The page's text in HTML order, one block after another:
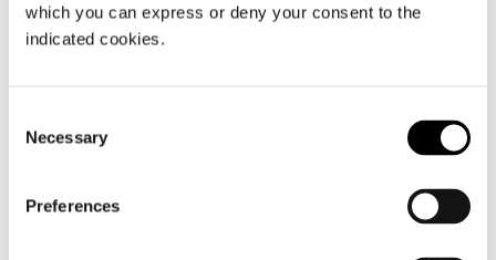
which you can express or deny your consent to the
indicated cookies.
Selection
Necessary
Preferences
Saint Barth, villa Castle Rock